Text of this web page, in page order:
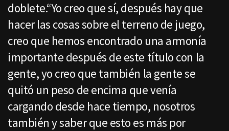
doblete.“Yo creo que sí, después hay que
hacer las cosas sobre el terreno de juego,
creo que hemos encontrado una armonía
importante después de este título con la
gente, yo creo que también la gente se
quitó un peso de encima que venía
cargando desde hace tiempo, nosotros
también y saber que esto es más por